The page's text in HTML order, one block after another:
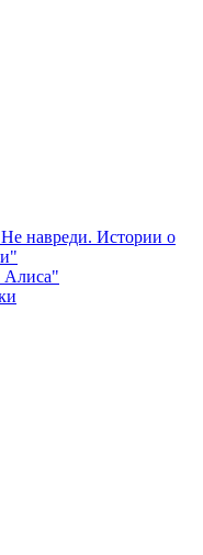
навреди. Истории о
Алиса"